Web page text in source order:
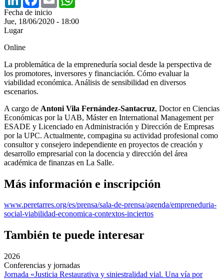
Fecha de inicio
Jue, 18/06/2020 - 18:00
Lugar
Online
La problemática de la empreneduría social desde la perspectiva de
los promotores, inversores y financiación. Cómo evaluar la
viabilidad económica. Análisis de sensibilidad en diversos
escenarios.
A cargo de Antoni Vila Fernández-Santacruz, Doctor en Ciencias
Económicas por la UAB, Máster en International Management per
ESADE y Licenciado en Administración y Dirección de Empresas
por la UPC. Actualmente, compagina su actividad profesional como
consultor y consejero independiente en proyectos de creación y
desarrollo empresarial con la docencia y dirección del área
académica de finanzas en La Salle.
Más información e inscripción
www.peretarres.org/es/prensa/sala-de-prensa/agenda/empreneduria-
social-viabilidad-economica-contextos-inciertos
También te puede interesar
2026
Conferencias y jornadas
Jornada «Justicia Restaurativa y siniestralidad vial. Una vía por